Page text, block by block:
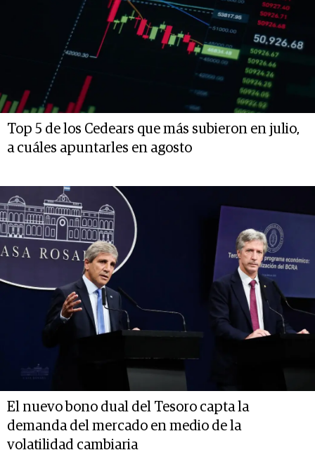
Top 5 de los Cedears que más subieron en julio,
a cuáles apuntarles en agosto
El nuevo bono dual del Tesoro capta la
demanda del mercado en medio de la
volatilidad cambiaria